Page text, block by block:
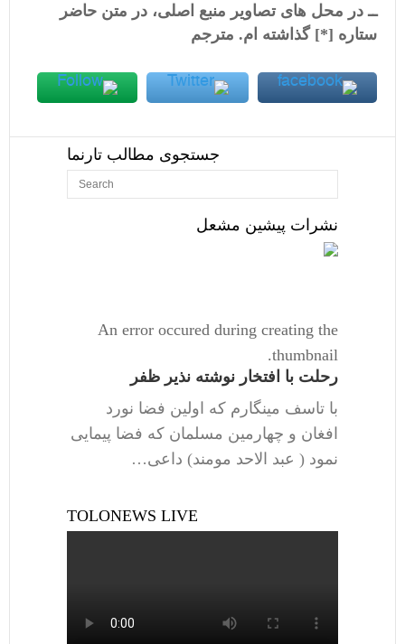
ــ در محل های تصاویر منبع اصلی، در متن حاضر
ستاره [*] گذاشته ام. مترجم
جستجوی مطالب تارنما
نشرات پیشین مشعل
An error occured during creating the
thumbnail.
رحلت با افتخار نوشته نذیر ظفر
با تاسف مینگارم که اولین فضا نورد
افغان و چهارمین مسلمان که فضا پیمایی
نمود ( عبد الاحد مومند) داعی…
TOLONEWS LIVE